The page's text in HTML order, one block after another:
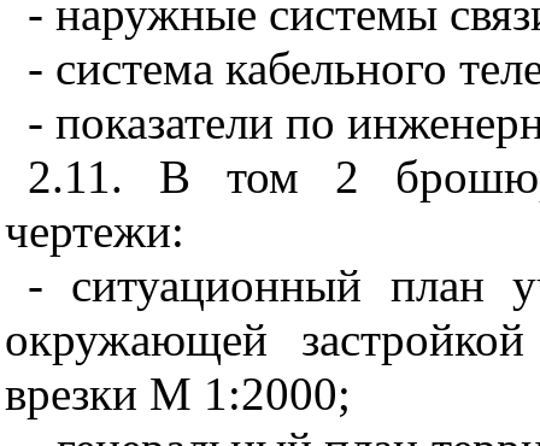
- наружные системы
- система кабельного
- показатели по
2.11. В том 2
чертежи:
- ситуационный план
окружающей
врезки М 1:2000;